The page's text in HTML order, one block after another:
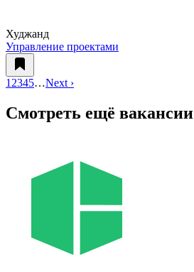
Худжанд
Управление проектами
1 2345…Next ›
Смотреть ещё вакансии